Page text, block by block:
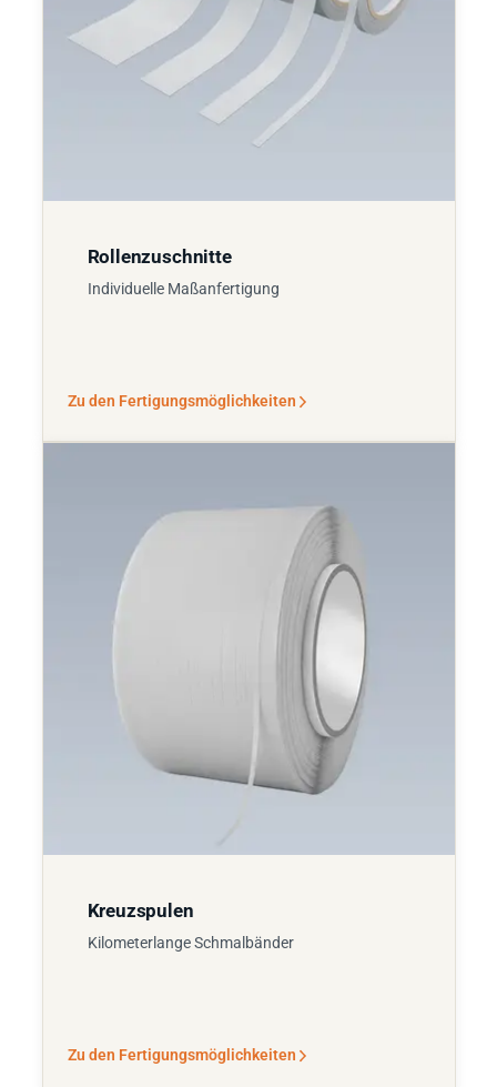
Rollenzuschnitte
Individuelle Maßanfertigung
Zu den Fertigungsmöglichkeiten
Kreuzspulen
Kilometerlange Schmalbänder
Zu den Fertigungsmöglichkeiten